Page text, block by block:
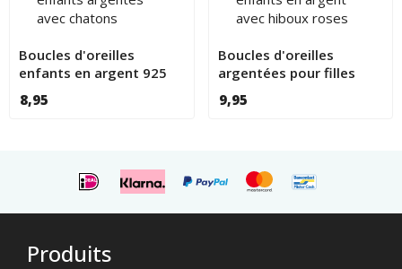
Boucles d'oreilles
enfants en argent 925
8,95
Boucles d'oreilles
argentées pour filles
9,95
Produits